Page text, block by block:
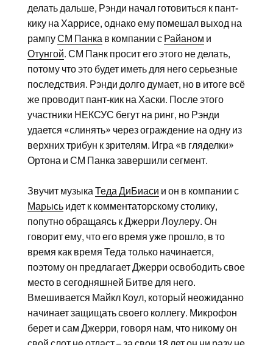
делать дальше, Рэнди начал готовиться к пант-
кику на Харрисе, однако ему помешал выход на
рампуСМ Панка в компании с Райаном и
Отунгой. СМ Панк просит его этого не делать,
потому что это будет иметь для него серьезные
последствия. Рэнди долго думает, но в итоге всё
же проводит пант-кик на Хаски. После этого
участники НЕКСУС бегут на ринг, но Рэнди
удается «слинять» через ограждение на одну из
верхних трибун к зрителям. Игра «в гляделки»
Ортона и СМ Панка завершили сегмент.
Звучит музыка Теда ДиБиаси и он в компании с
Марысьидет к комментаторскому столику,
попутно обращаясь к Джерри Лоулеру. Он
говорит ему, что его время уже прошло, в то
время как время Теда только начинается,
поэтому он предлагает Джерри освободить свое
место в сегодняшней Битве для него.
Вмешивается Майкл Коул, который неожиданно
начинает защищать своего коллегу. Микрофон
берет и сам Джерри, говоря нам, что никому он